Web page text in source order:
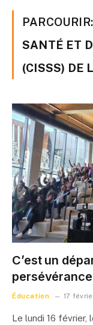
PARCOURIR:
SANTÉ ET
(CISSS) DE
C’est un
Éducation 17
Le lundi 16 février,